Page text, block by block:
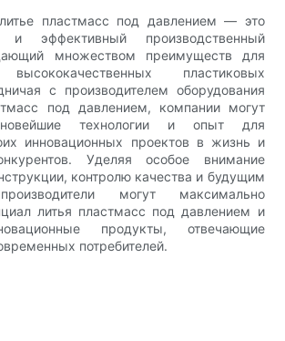
пластмасс под давлением — это
и эффективный производственный
множеством преимуществ для
высококачественных пластиковых
с производителем оборудования
под давлением, компании могут
новейшие технологии и опыт для
инновационных проектов в жизнь и
Уделяя особое внимание
контролю качества и будущим
могут максимально
литья пластмасс под давлением и
продукты, отвечающие
потребителей.